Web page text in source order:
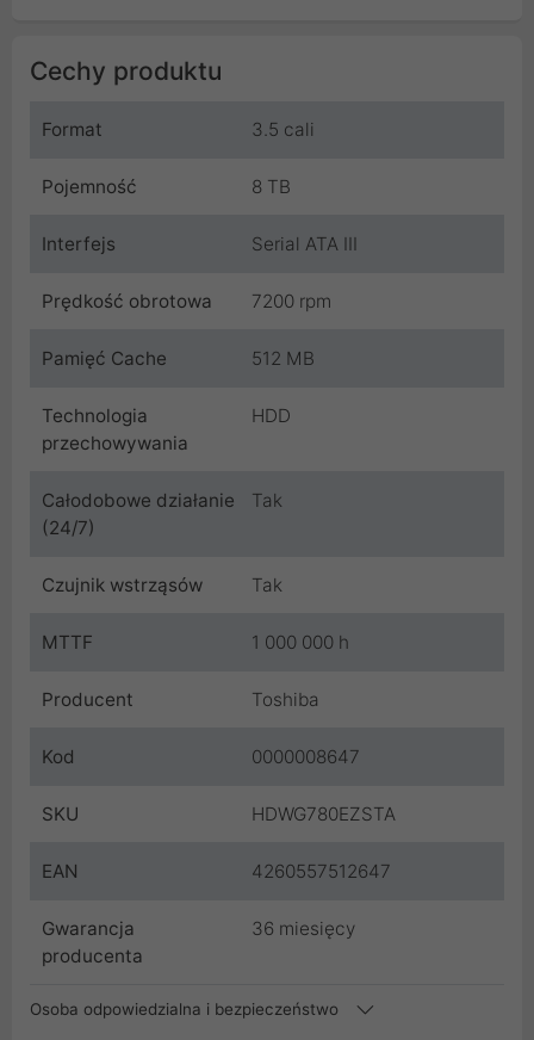
Cechy produktu
Format 3.5 cali
Pojemność 8 TB
Interfejs Serial ATA III
Prędkość obrotowa 7200 rpm
Pamięć Cache 512 MB
Technologia
przechowywania
HDD
Całodobowe działanie
(24/7)
Tak
Czujnik wstrząsów Tak
MTTF 1 000 000 h
Producent Toshiba
Kod 0000008647
SKU HDWG780EZSTA
EAN 4260557512647
Gwarancja
producenta
36 miesięcy
Osoba odpowiedzialna i bezpieczeństwo